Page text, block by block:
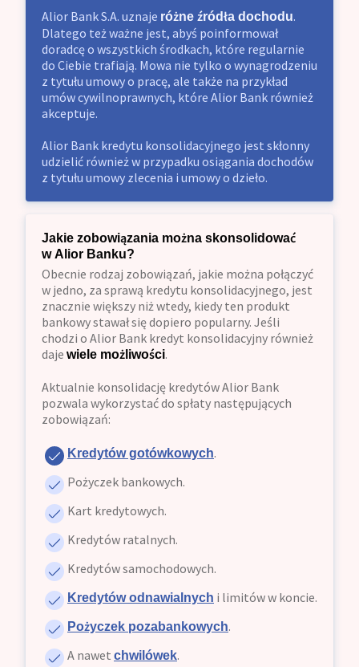
Alior Bank S.A. uznaje różne źródła dochodu.
Dlatego też ważne jest, abyś poinformował
doradcę o wszystkich środkach, które regularnie
do Ciebie trafiają. Mowa nie tylko o wynagrodzeniu
z tytułu umowy o pracę, ale także na przykład
umów cywilnoprawnych, które Alior Bank również
akceptuje.
Alior Bank kredytu konsolidacyjnego jest skłonny
udzielić również w przypadku osiągania dochodów
z tytułu umowy zlecenia i umowy o dzieło.
Jakie zobowiązania można skonsolidować
w Alior Banku?
Obecnie rodzaj zobowiązań, jakie można połączyć
w jedno, za sprawą kredytu konsolidacyjnego, jest
znacznie większy niż wtedy, kiedy ten produkt
bankowy stawał się dopiero popularny. Jeśli
chodzi o Alior Bank kredyt konsolidacyjny również
daje wiele możliwości.
Aktualnie konsolidację kredytów Alior Bank
pozwala wykorzystać do spłaty następujących
zobowiązań:
Kredytów gotówkowych.
Pożyczek bankowych.
Kart kredytowych.
Kredytów ratalnych.
Kredytów samochodowych.
Kredytów odnawialnych i limitów w koncie.
Pożyczek pozabankowych.
A nawet chwilówek.